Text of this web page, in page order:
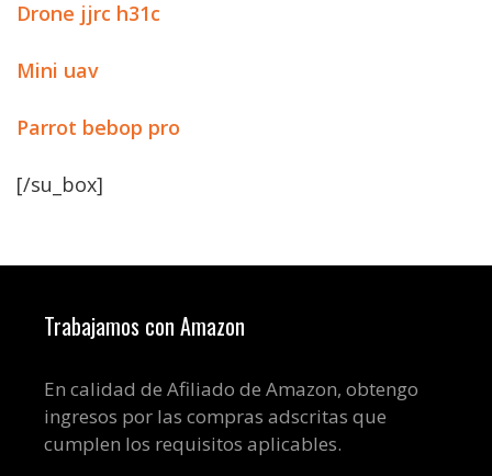
Drone jjrc h31c
Mini uav
Parrot bebop pro
[/su_box]
Trabajamos con Amazon
En calidad de Afiliado de Amazon, obtengo
ingresos por las compras adscritas que
cumplen los requisitos aplicables.